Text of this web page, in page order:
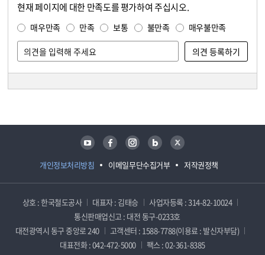
현재 페이지에 대한 만족도를 평가하여 주십시오.
매우만족 만족 보통 불만족 매우불만족
개인정보처리방침 이메일무단수집거부 저작권정책
유튜브 페이스북 인스타그램 블로그 트위터
상호 : 한국철도공사 대표자 : 김태승
사업자등록 : 314-82-10024
통신판매업신고 : 대전 동구-0233호
대전광역시 동구 중앙로 240
고객센터 : 1588-7788(이용료 : 발신자부담)
대표전화 : 042-472-5000
팩스 : 02-361-8385